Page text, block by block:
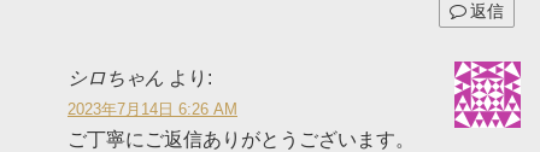
返信
シロちゃん より:
2023年7月14日 6:26 AM
ご丁寧にご返信ありがとうございます。